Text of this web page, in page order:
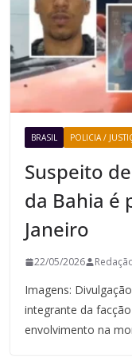
BRASIL POLICIA /
Suspeito
da Bahia é
Janeiro
22/05/2026
Imagens:
integrante da
envolvimento na